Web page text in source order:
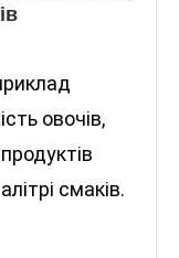
овочів,
смаків.